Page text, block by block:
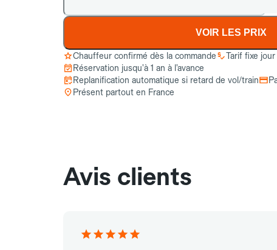
VOIR LES PRIX
Chauffeur confirmé dès la commande
Tarif fixe
Réservation jusqu’à 1 an à l’avance
Replanification automatique si retard de vol/train
Présent partout en France
Avis clients